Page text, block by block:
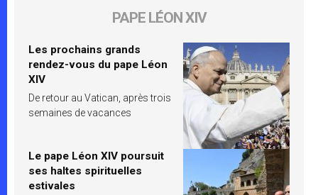
PAPE LÉON XIV
Les prochains grands
rendez-vous du pape Léon
XIV
De retour au Vatican, après trois
semaines de vacances
Le pape Léon XIV poursuit
ses haltes spirituelles
estivales